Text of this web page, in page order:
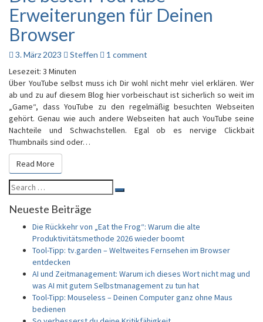
besten
YouTube
Erweiterungen
für
Deinen
Erweiterungen für Deinen
Browser
3. März 2023 Steffen Comments
1 comment
Lesezeit: 3 Minuten
Über YouTube selbst muss ich Dir wohl nicht mehr viel erklären. Wer
ab und zu auf diesem Blog hier vorbeischaut ist sicherlich so weit im
„Game“, dass YouTube zu den regelmäßig besuchten Webseiten
gehört. Genau wie auch andere Webseiten hat auch YouTube seine
Nachteile und Schwachstellen. Egal ob es nervige Clickbait
Thumbnails sind oder…
Read More
Search
for:
Search
Neueste Beiträge
Die Rückkehr von „Eat the Frog“: Warum die alte
Produktivitätsmethode 2026 wieder boomt
Tool-Tipp: tv.garden – Weltweites Fernsehen im Browser
entdecken
AI und Zeitmanagement: Warum ich dieses Wort nicht mag und
was AI mit gutem Selbstmanagement zu tun hat
Tool-Tipp: Mouseless – Deinen Computer ganz ohne Maus
bedienen